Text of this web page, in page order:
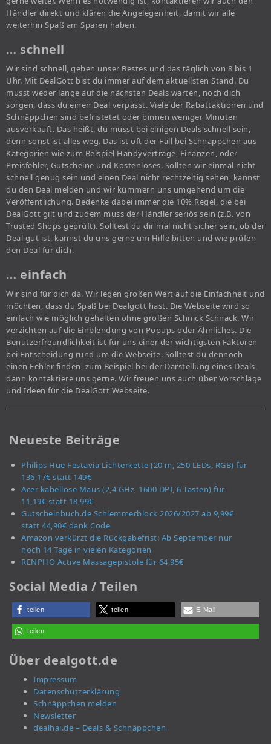
Händler direkt und klären die Angelegenheit, damit wir alle
weiterhin Spaß am Sparen haben.
… schnell
Wir sind schnell, geben unser Bestes und das täglich von 8 bis 1
Uhr. Mit DealGott bist du immer auf dem aktuellsten Stand. Du
musst weder lange auf die nächsten Deals warten, noch dich
sorgen, dass du einen Deal verpasst. Viele der Rabattaktionen und
Schnäppchen sind befristetet oder binnen weniger Minuten
ausverkauft. Das heißt, du musst bei einigen Deals schnell sein,
denn sonst ist alles weg. Das ist oft der Fall bei Schnäppchen aus
Kategorien wie zum Beispiel Handyverträge, Finanzen, oder
Preisfehler, Gutscheine und Kostenloses. Sollten wir einmal nicht
schnell genug sein und einen Deal nicht rechtzeitig sehen, kannst
du den Deal melden und wir kümmern uns umgehend um die
Veröffentlichung. Bedenke dabei immer die 10% Regel, die bei
DealGott gilt und zudem muss der Händler seriös sein (z.B. von
Trusted Shops geprüft). Solltest du dir mal nicht sicher sein, ob der
Deal gut ist, kannst du uns gerne um Hilfe bitten und wie prüfen
den Deal für dich.
… einfach
Wir sind für dich da. Wir legen großen Wert auf die Einfachheit und
möchten, dass du Spaß bei Dealgott hast. Die Webseite wird so
einfach wie möglich gehalten ohne großen Schnick Schnack. Wir
verzichten auf die Einblendung von Popups oder Ähnliches. Die
Benutzerfreundlichkeit ist für uns einer der wichtigsten Faktoren
bei Entscheidung rund um die Webseite. Solltest du dennoch
einen Fehler finden, zum Beispiel bei der Darstellung eines Deals,
dann kontaktiere uns gerne. Wir freuen uns auch über Vorschläge
und Ideen für die DealGott Webseite.
Neueste Beiträge
Philips Hue Festavia Lichterkette (20 m, 250 LEDs, RGB) für
136,17€ statt 149€
Acer kabellose Maus (2,4 GHz, 1600 DPI, 6 Tasten) für
11,19€ statt 18,99€
Gutscheinbuch.de Schlemmerblock 2026/2027 ab 9,99€
statt 44,90€ dank Code
Amazon verkürzt die Rückgabefrist: Ab September nur
noch 14 Tage in vielen Kategorien
RENPHO Active Massagepistole für 64,95€
Social Media / Teilen
teilen teilen E-Mail
teilen
Über dealgott.de
Impressum
Datenschutzerklärung
Schnäppchen melden
Newsletter
dealhai.de – Deals & Schnäppchen